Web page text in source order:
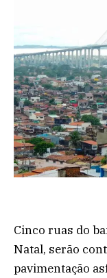
Cinco ruas do
Natal, serão
pavimentação